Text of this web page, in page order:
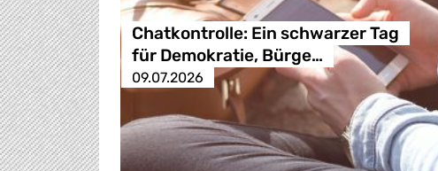
Chatkontrolle: Ein schwarzer Tag
für Demokratie, Bürge…
09.07.2026